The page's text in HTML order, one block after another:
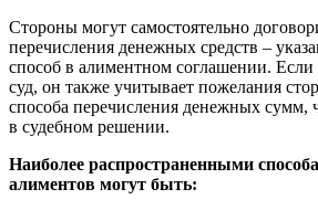
Стороны могут самостоятельно
перечисления денежных средств –
способ в алиментном соглашении. Если
суд, он также учитывает пожелания
способа перечисления денежных сумм,
в судебном решении.
Наиболее распространенными
алиментов могут быть: